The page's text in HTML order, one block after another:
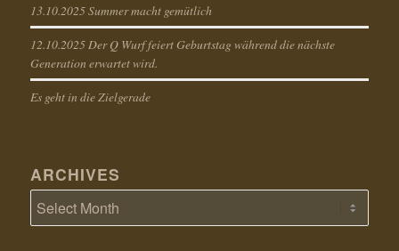
13.10.2025 Summer macht gemütlich
12.10.2025 Der Q Wurf feiert Geburtstag während die nächste
Generation erwartet wird.
Es geht in die Zielgerade
ARCHIVES